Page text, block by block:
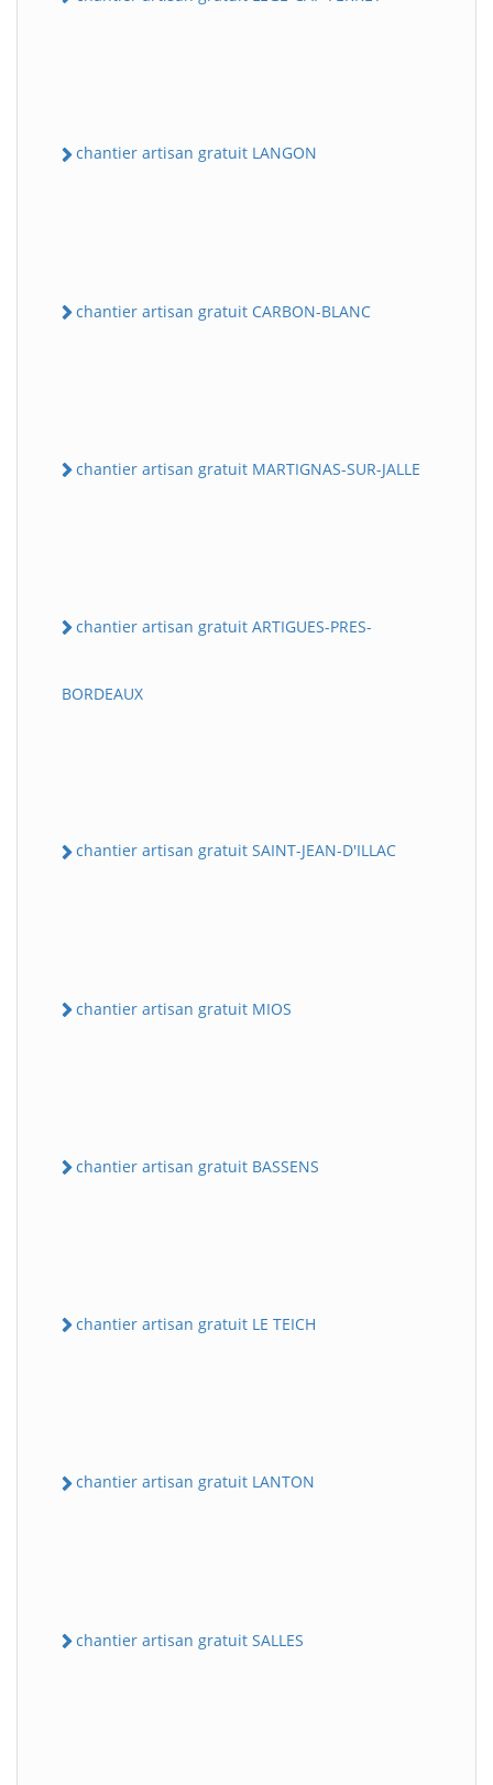
chantier artisan gratuit LANGON
chantier artisan gratuit CARBON-BLANC
chantier artisan gratuit MARTIGNAS-SUR-JALLE
chantier artisan gratuit ARTIGUES-PRES-
BORDEAUX
chantier artisan gratuit SAINT-JEAN-D'ILLAC
chantier artisan gratuit MIOS
chantier artisan gratuit BASSENS
chantier artisan gratuit LE TEICH
chantier artisan gratuit LANTON
chantier artisan gratuit SALLES